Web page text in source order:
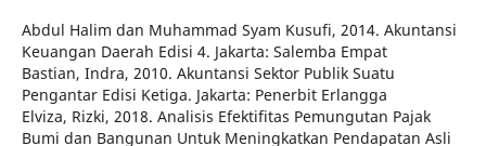
Abdul Halim dan Muhammad Syam Kusufi, 2014. Akuntansi
Keuangan Daerah Edisi 4. Jakarta: Salemba Empat
Bastian, Indra, 2010. Akuntansi Sektor Publik Suatu
Pengantar Edisi Ketiga. Jakarta: Penerbit Erlangga
Elviza, Rizki, 2018. Analisis Efektifitas Pemungutan Pajak
Bumi dan Bangunan Untuk Meningkatkan Pendapatan Asli